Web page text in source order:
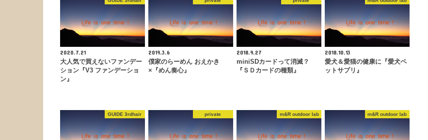
2020.7.21
大人気で買えないファンデー
ション『V3 ファンデーショ
ン』
2019.3.6
僕家のらーめん おえかき
×『めん奏心』
2018.9.27
miniSDカードって消滅？
『ＳＤカードの種類』
2018.10.13
愛犬＆愛猫の健康に『愛犬ペ
ットサプリ』
GUIDE 3rdhair private m&R outdoor lab m&R outdoor lab